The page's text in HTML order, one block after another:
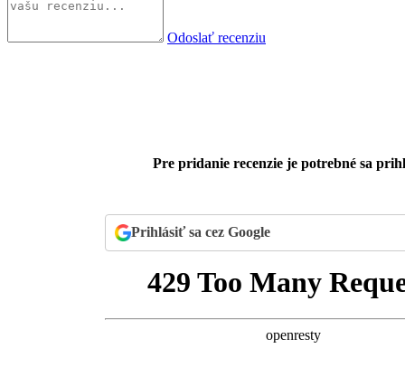
Odoslať recenziu
Pre pridanie recenzie je potrebné sa
Prihlásiť sa cez Google